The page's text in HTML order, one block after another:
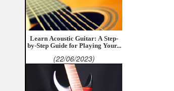
Learn Acoustic Guitar: A Step-
by-Step Guide for Playing Your...
(22/06/2023)